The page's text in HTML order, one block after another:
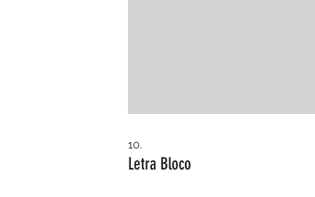
10.
Letra Bloco